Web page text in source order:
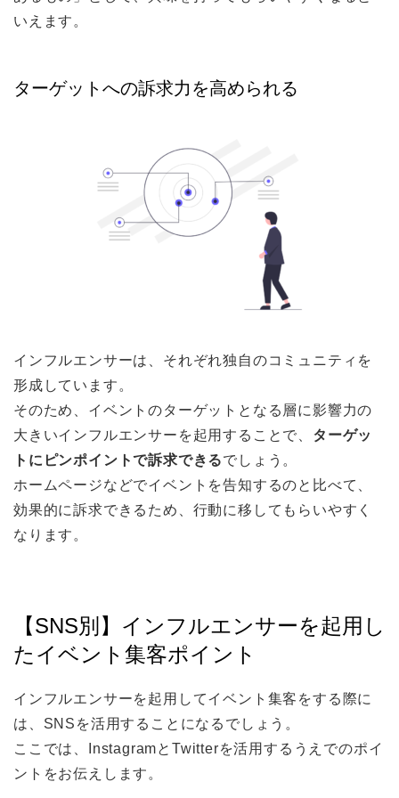
いえます。
ターゲットへの訴求力を高められる
インフルエンサーは、それぞれ独自のコミュニティを
形成しています。
そのため、イベントのターゲットとなる層に影響力の
大きいインフルエンサーを起用することで、 ターゲッ
トにピンポイントで訴求できるでしょう。
ホームページなどでイベントを告知するのと比べて、
効果的に訴求できるため、行動に移してもらいやすく
なります。
【SNS別】インフルエンサーを起用し
たイベント集客ポイント
インフルエンサーを起用してイベント集客をする際に
は、SNSを活用することになるでしょう。
ここでは、InstagramとTwitterを活用するうえでのポイ
ントをお伝えします。